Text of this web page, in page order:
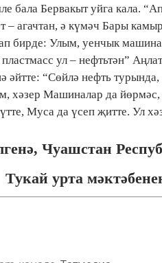
бала Бервакыт уйга кала.
– агачтан, ә күмәч Бары
бирде: Улым, уенчык
ул – нефтьтән”
әйтте: “Сөйлә нефть
хәзер Машиналар да
Муса да үсеп җитте. Ул
Чуашстан
Тукай урта